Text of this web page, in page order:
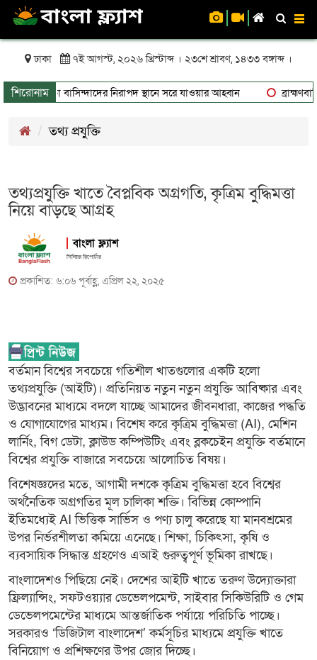
ঢাকা ৭ই আগস্ট, ২০২৬ খ্রিস্টাব্দ । ২৩শে শ্রাবণ, ১৪৩৩ বঙ্গাব্দ ।
শিরোনাম
থাকা বাসিন্দাদের নিরাপদ স্থানে সরে যাওয়ার আহ্বান
তথ্য প্রযুক্তি
তথ্যপ্রযুক্তি খাতে বৈপ্লবিক অগ্রগতি, কৃত্রিম বুদ্ধিমত্তা
নিয়ে বাড়ছে আগ্রহ
বাংলা ফ্ল্যাশ
সিনিয়র রিপোর্টার
প্রকাশিত: ৬:০৬ পূর্বাহ্ণ, এপ্রিল ২২, ২০২৫
বর্তমান বিশ্বের সবচেয়ে গতিশীল খাতগুলোর একটি হলো
তথ্যপ্রযুক্তি (আইটি)। প্রতিনিয়ত নতুন নতুন প্রযুক্তি আবিষ্কার এবং
উদ্ভাবনের মাধ্যমে বদলে যাচ্ছে আমাদের জীবনধারা, কাজের পদ্ধতি
ও যোগাযোগের মাধ্যম। বিশেষ করে কৃত্রিম বুদ্ধিমত্তা (AI), মেশিন
লার্নিং, বিগ ডেটা, ক্লাউড কম্পিউটিং এবং ব্লকচেইন প্রযুক্তি বর্তমানে
বিশ্বের প্রযুক্তি বাজারে সবচেয়ে আলোচিত বিষয়।
বিশেষজ্ঞদের মতে, আগামী দশকে কৃত্রিম বুদ্ধিমত্তা হবে বিশ্বের
অর্থনৈতিক অগ্রগতির মূল চালিকা শক্তি। বিভিন্ন কোম্পানি
ইতিমধ্যেই AI ভিত্তিক সার্ভিস ও পণ্য চালু করেছে যা মানবশ্রমের
উপর নির্ভরশীলতা কমিয়ে এনেছে। শিক্ষা, চিকিৎসা, কৃষি ও
ব্যবসায়িক সিদ্ধান্ত গ্রহণেও এআই গুরুত্বপূর্ণ ভূমিকা রাখছে।
বাংলাদেশও পিছিয়ে নেই। দেশের আইটি খাতে তরুণ উদ্যোক্তারা
ফ্রিল্যান্সিং, সফটওয়্যার ডেভেলপমেন্ট, সাইবার সিকিউরিটি ও গেম
ডেভেলপমেন্টের মাধ্যমে আন্তর্জাতিক পর্যায়ে পরিচিতি পাচ্ছে।
সরকারও ‘ডিজিটাল বাংলাদেশ’ কর্মসূচির মাধ্যমে প্রযুক্তি খাতে
বিনিয়োগ ও প্রশিক্ষণের উপর জোর দিচ্ছে।